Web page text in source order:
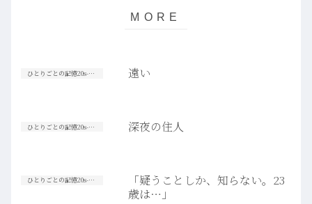
ひとりごとの記憶20s-30s 遠い
ひとりごとの記憶20s-30s 深夜の住人
ひとりごとの記憶20s-30s
「疑うことしか、知らない。23
歳は…」